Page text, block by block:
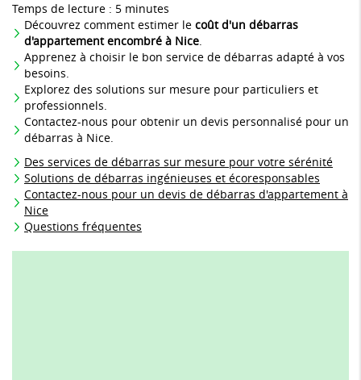
Temps de lecture : 5 minutes
Découvrez comment estimer le coût d'un débarras
d'appartement encombré à Nice.
Apprenez à choisir le bon service de débarras adapté à vos
besoins.
Explorez des solutions sur mesure pour particuliers et
professionnels.
Contactez-nous pour obtenir un devis personnalisé pour un
débarras à Nice.
Des services de débarras sur mesure pour votre sérénité
Solutions de débarras ingénieuses et écoresponsables
Contactez-nous pour un devis de débarras d'appartement à
Nice
Questions fréquentes